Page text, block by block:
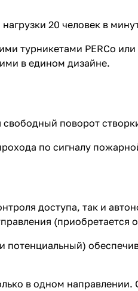
20 человек в
турникетами PERCo
в едином дизайне.
поворот
по сигналу
доступа, так и
(приобретается
в одном